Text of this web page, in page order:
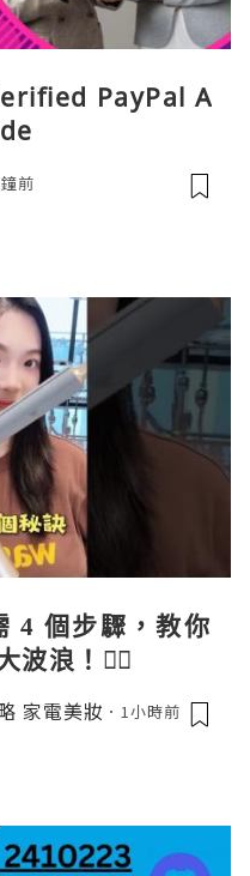
PayPal A
前
4 個步驟，教你
波浪！💇‍♀️
家電美妝 1小時前